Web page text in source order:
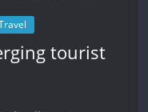
tourist